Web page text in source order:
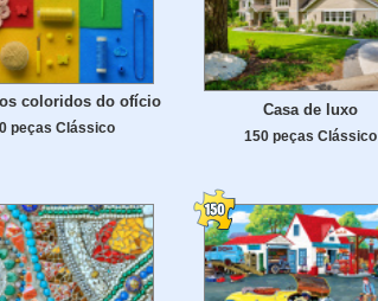
coloridos do ofício
peças Clássico
Casa de luxo
150 peças Clássico